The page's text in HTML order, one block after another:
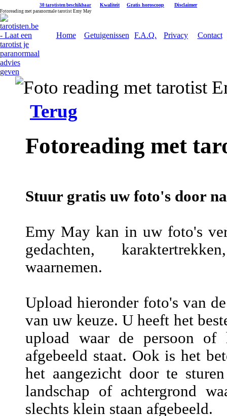
30 tarotisten beschikbaar Kwaliteit Gratis horoscoop Disclaimer
Fotoreading met paranormale tarotist Emy May
Home Getuigenissen F.A.Q. Privacy Contact
Terug
Fotoreading met
Stuur gratis uw foto's door
Emy May kan in uw foto's
gedachten,
waarnemen.
Upload hieronder foto's van
van uw keuze. U heeft het
upload waar de persoon of
afgebeeld staat. Ook is het
het aangezicht door te
landschap of achtergrond
slechts klein staan afgebeeld.